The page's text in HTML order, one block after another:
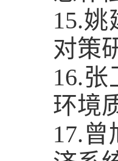
15.
对策
16.
环境
17.